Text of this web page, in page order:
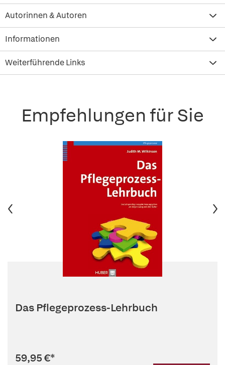
Autorinnen & Autoren
Informationen
Weiterführende Links
Empfehlungen für Sie
Das Pflegeprozess-Lehrbuch
59,95 €*